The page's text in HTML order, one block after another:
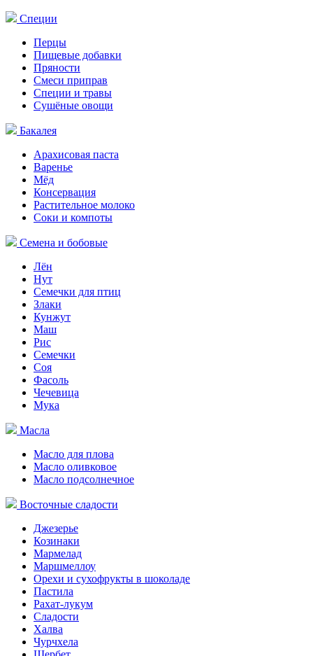
Специи
Перцы
Пищевые добавки
Пряности
Смеси приправ
Специи и травы
Сушёные овощи
Бакалея
Арахисовая паста
Варенье
Мёд
Консервация
Растительное молоко
Соки и компоты
Семена и бобовые
Лён
Нут
Семечки для птиц
Злаки
Кунжут
Маш
Рис
Семечки
Соя
Фасоль
Чечевица
Мука
Масла
Масло для плова
Масло оливковое
Масло подсолнечное
Восточные сладости
Джезерье
Козинаки
Мармелад
Маршмеллоу
Орехи и сухофрукты в шоколаде
Пастила
Рахат-лукум
Сладости
Халва
Чурчхела